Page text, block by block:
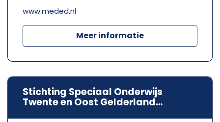
www.meded.nl
Meer informatie
Stichting Speciaal Onderwijs
Twente en Oost Gelderland